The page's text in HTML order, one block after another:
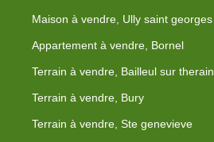
Maison à vendre, Ully saint georges
Appartement à vendre, Bornel
Terrain à vendre, Bailleul sur therain
Terrain à vendre, Bury
Terrain à vendre, Ste genevieve